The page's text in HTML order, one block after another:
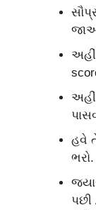
અહીં
અહીં
હવે
ભરો.
પછી